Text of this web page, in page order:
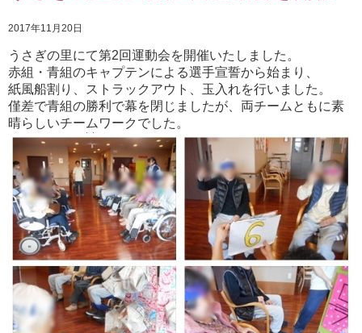
2017年11月20日
うさぎの里にて第2回運動会を開催いたしました。
赤組・青組のキャプテンによる選手宣誓から始まり、
紙風船割り、ストラックアウト、玉入れを行いました。
僅差で青組の勝利で幕を閉じましたが、両チームともに素
晴らしいチームワークでした。